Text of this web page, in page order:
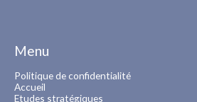
Menu
Politique de confidentialité
Accueil
Etudes stratégiques